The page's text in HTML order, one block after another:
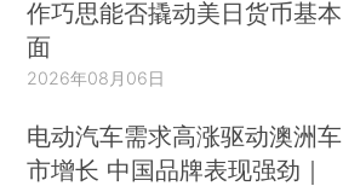
作巧思能否撬动美日货币基本
面
2026年08月06日
电动汽车需求高涨驱动澳洲车
市增长 中国品牌表现强劲｜